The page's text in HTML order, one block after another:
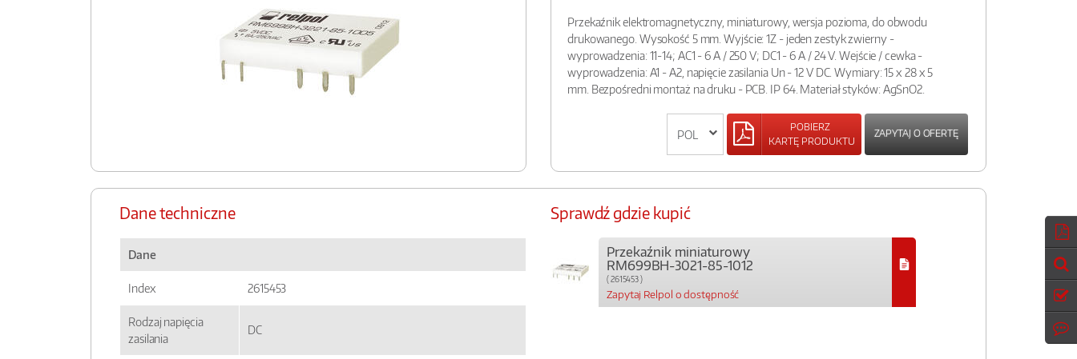
Przekaźnik elektromagnetyczny, miniaturowy, wersja pozioma, do obwodu
drukowanego. Wysokość 5 mm. Wyjście: 1Z - jeden zestyk zwierny -
wyprowadzenia: 11-14; AC1 - 6 A / 250 V; DC1 - 6 A / 24 V. Wejście / cewka -
wyprowadzenia: A1 - A2, napięcie zasilania Un - 12 V DC. Wymiary: 15 x 28 x 5
mm. Bezpośredni montaż na druku - PCB. IP 64. Materiał styków: AgSnO2.
POBIERZ
KARTĘ PRODUKTU
ZAPYTAJ O OFERTĘ
Dane techniczne
Dane
Index 2615453
Rodzaj napięcia
zasilania
DC
Sprawdź gdzie kupić
Przekaźnik miniaturowy
RM699BH-3021-85-1012
( 2615453 )
Zapytaj Relpol o dostępność